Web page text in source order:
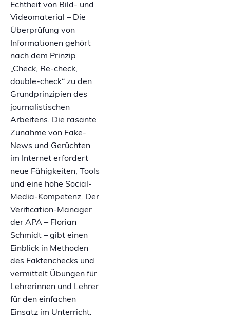
Echtheit von Bild- und
Videomaterial – Die
Überprüfung von
Informationen gehört
nach dem Prinzip
„Check, Re-check,
double-check“ zu den
Grundprinzipien des
journalistischen
Arbeitens. Die rasante
Zunahme von Fake-
News und Gerüchten
im Internet erfordert
neue Fähigkeiten, Tools
und eine hohe Social-
Media-Kompetenz. Der
Verification-Manager
der APA – Florian
Schmidt – gibt einen
Einblick in Methoden
des Faktenchecks und
vermittelt Übungen für
Lehrerinnen und Lehrer
für den einfachen
Einsatz im Unterricht.